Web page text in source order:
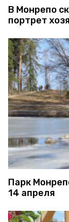
В Монрепо
портрет
Парк
14 апреля